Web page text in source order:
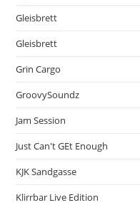
Gleisbrett
Gleisbrett
Grin Cargo
GroovySoundz
Jam Session
Just Can't GEt Enough
KJK Sandgasse
Klirrbar Live Edition